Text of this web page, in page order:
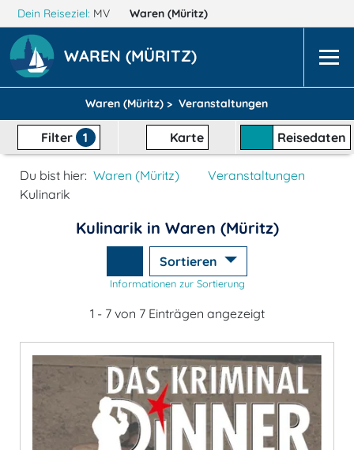
Dein Reiseziel: MV Waren (Müritz)
WAREN (MÜRITZ)
Waren (Müritz) > Veranstaltungen
Filter 1 Karte Reisedaten
Du bist hier: Waren (Müritz)
Veranstaltungen
Kulinarik
Kulinarik in Waren (Müritz)
Sortieren
Informationen zur Sortierung
1 - 7 von 7 Einträgen angezeigt